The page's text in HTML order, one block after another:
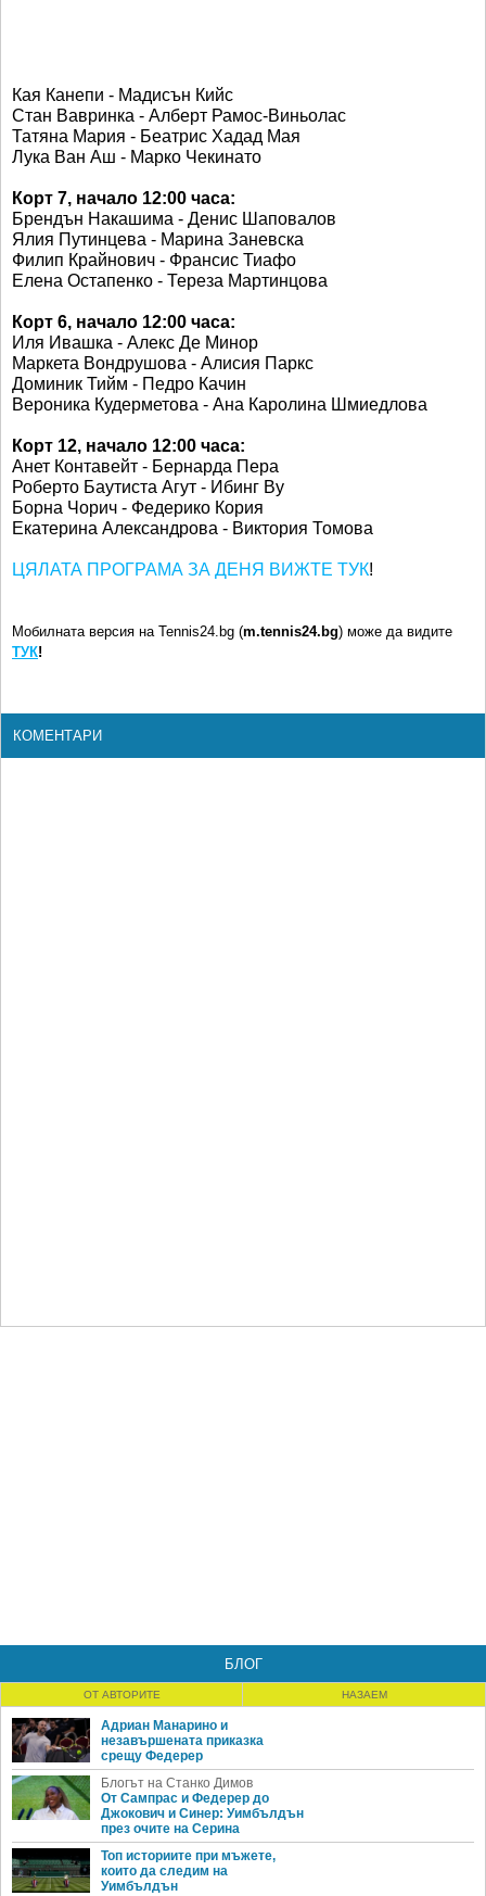
Кая Канепи - Мадисън Кийс
Стан Вавринка - Алберт Рамос-Виньолас
Татяна Мария - Беатрис Хадад Мая
Лука Ван Аш - Марко Чекинато
Корт 7, начало 12:00 часа:
Брендън Накашима - Денис Шаповалов
Ялия Путинцева - Марина Заневска
Филип Крайнович - Франсис Тиафо
Елена Остапенко - Тереза Мартинцова
Корт 6, начало 12:00 часа:
Иля Ивашка - Алекс Де Минор
Маркета Вондрушова - Алисия Паркс
Доминик Тийм - Педро Качин
Вероника Кудерметова - Ана Каролина Шмиедлова
Корт 12, начало 12:00 часа:
Анет Контавейт - Бернарда Пера
Роберто Баутиста Агут - Ибинг Ву
Борна Чорич - Федерико Кория
Екатерина Александрова - Виктория Томова
ЦЯЛАТА ПРОГРАМА ЗА ДЕНЯ ВИЖТЕ ТУК!
Мобилната версия на Tennis24.bg (m.tennis24.bg) може да видите
ТУК!
КОМЕНТАРИ
БЛОГ
ОТ АВТОРИТЕ НАЗАЕМ
Адриан Манарино и
незавършената приказка
срещу Федерер
Блогът на Станко Димов
От Сампрас и Федерер до
Джокович и Синер: Уимбълдън
през очите на Серина
Топ историите при мъжете,
които да следим на
Уимбълдън